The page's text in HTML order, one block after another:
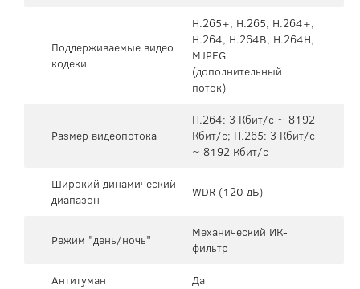
Поддерживаемые видео
кодеки
H.265+, H.265, H.264+,
H.264, H.264B, H.264H,
MJPEG
(дополнительный
поток)
Размер видеопотока
H.264: 3 Кбит/с ~ 8192
Кбит/с; H.265: 3 Кбит/с
~ 8192 Кбит/с
Широкий динамический
диапазон
WDR (120 дБ)
Режим "день/ночь"
Механический ИК-
фильтр
Антитуман
Да